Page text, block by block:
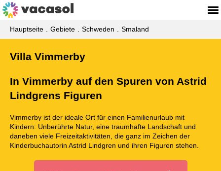
Hauptseite Gebiete Schweden Smaland
Villa Vimmerby
In Vimmerby auf den Spuren von Astrid
Lindgrens Figuren
Vimmerby ist der ideale Ort für einen Familienurlaub mit
Kindern: Unberührte Natur, eine traumhafte Landschaft und
daneben viele Freizeitaktivitäten, die ganz im Zeichen der
Kinderbuchautorin Astrid Lindgren und ihren Figuren stehen.